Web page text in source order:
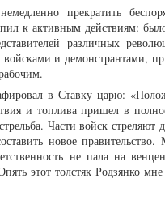
прекратить
к активным действиям:
различных
и демонстрантами,
в Ставку царю:
и топлива пришел в
Части войск
новое правительство.
не пала на
этот толстяк Родзянко